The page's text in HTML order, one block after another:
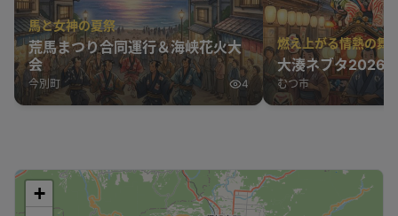
馬と女神の夏祭
荒馬まつり合同運行＆海峡花火大
会
今別町 4
燃え上がる情熱の舞
大湊ネブタ2026
むつ市
+